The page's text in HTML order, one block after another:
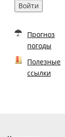
Войти
Прогноз
погоды
Полезные
ссылки